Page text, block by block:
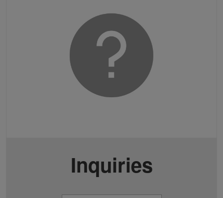
Inquiries